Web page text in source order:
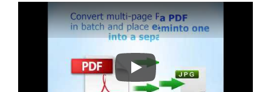
Как конвертировать PDF в DOC,